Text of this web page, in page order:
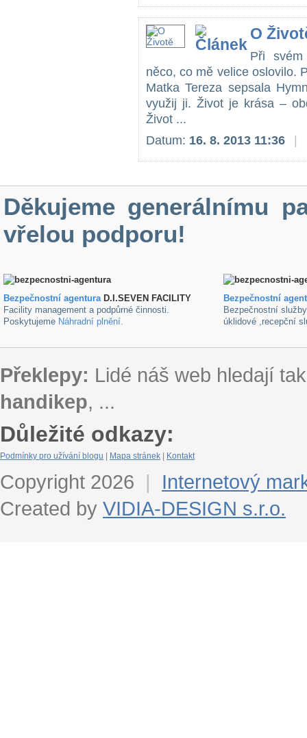
O
Při
něco, co mě velice oslovilo.
Matka Tereza sepsala
využij ji. Život je krása –
Život ...
Datum: 16. 8. 2013 11:36
Děkujeme generálnímu
vřelou podporu!
Bezpečnostní agenturaD.I.SEVEN FACILITY
Facility management a podpůrné činnosti.
Poskytujeme Náhradní plnění.
Bezpečnostní
Bezpečnostní
úklidové ,recepční
Překlepy: Lidé náš web hledají
handikep, ...
Důležité odkazy:
Podmínky pro užívání blogu Mapa stránek Kontakt
Copyright 2026 |
Internetový
Created by VIDIA-DESIGN s.r.o.